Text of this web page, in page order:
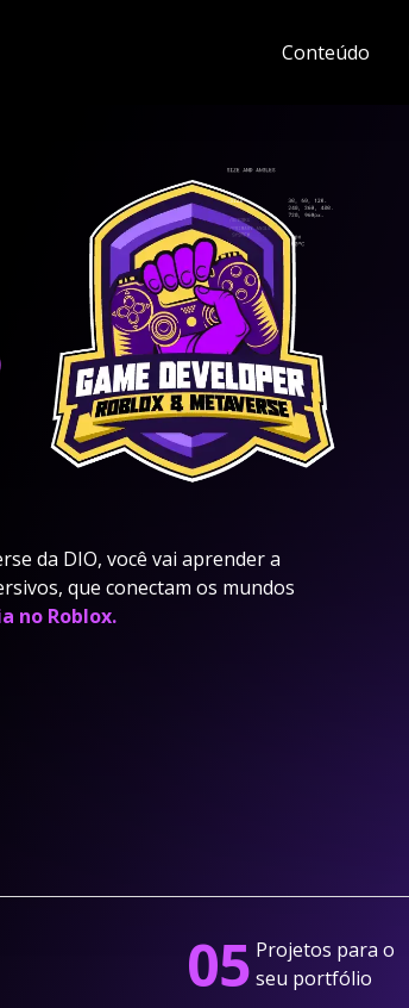
Conteúdo
da DIO, você vai aprender a
que conectam os mundos
no Roblox.
05 Projetos para o
seu portfólio